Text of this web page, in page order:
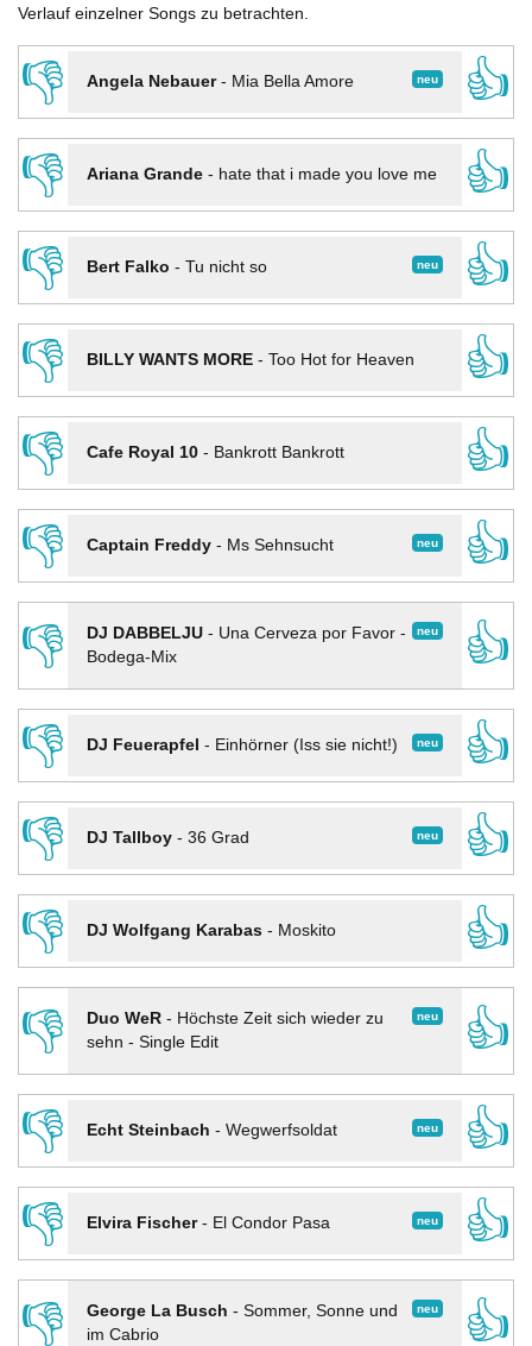
Verlauf einzelner Songs zu betrachten.
👎 neu
Angela Nebauer- Mia Bella Amore
👍
👎
Ariana Grande- hate that i made you love me
👍
👎
neu
Bert Falko - Tu nicht so
👍
👎
BILLY WANTS MORE- Too Hot for Heaven
👍
👎
Cafe Royal 10- Bankrott Bankrott
👍
👎
neu
Captain Freddy- Ms Sehnsucht
👍
👎
neu
DJ DABBELJU- Una Cerveza por Favor -
Bodega-Mix
👍
👎
neu
DJ Feuerapfel - Einhörner (Iss sie nicht!)
👍
👎
neu
DJ Tallboy- 36 Grad
👍
👎
DJ Wolfgang Karabas- Moskito
👍
👎
neu
Duo WeR- Höchste Zeit sich wieder zu
sehn - Single Edit
👍
👎
neu
Echt Steinbach - Wegwerfsoldat
👍
👎
neu
Elvira Fischer- El Condor Pasa
👍
👎
neu
George La Busch - Sommer, Sonne und
im Cabrio
👍